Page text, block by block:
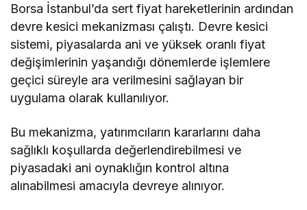
Borsa İstanbul’da sert fiyat hareketlerinin ardından
devre kesici mekanizması çalıştı. Devre kesici
sistemi, piyasalarda ani ve yüksek oranlı fiyat
değişimlerinin yaşandığı dönemlerde işlemlere
geçici süreyle ara verilmesini sağlayan bir
uygulama olarak kullanılıyor.
Bu mekanizma, yatırımcıların kararlarını daha
sağlıklı koşullarda değerlendirebilmesi ve
piyasadaki ani oynaklığın kontrol altına
alınabilmesi amacıyla devreye alınıyor.